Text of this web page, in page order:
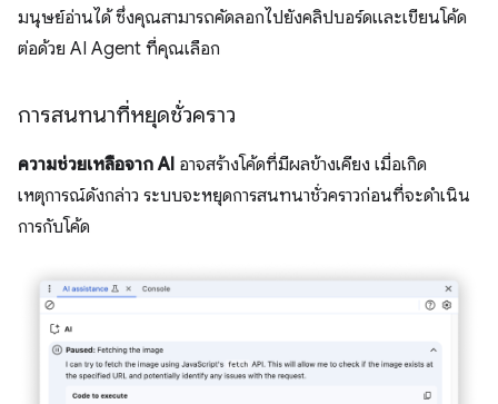
มนุษย์อ่านได้ ซึ่งคุณสามารถคัดลอกไปยังคลิปบอร์ดและเขียนโค้ด
ต่อด้วย AI Agent ที่คุณเลือก
การสนทนาที่หยุดชั่วคราว
ความช่วยเหลือจาก AI อาจสร้างโค้ดที่มีผลข้างเคียง เมื่อเกิด
เหตุการณ์ดังกล่าว ระบบจะหยุดการสนทนาชั่วคราวก่อนที่จะดำเนิน
การกับโค้ด